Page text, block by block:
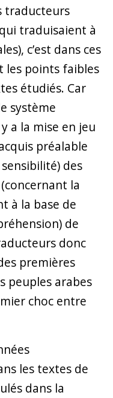
traducteurs
traduisaient à
c’est dans ces
les points faibles
étudiés. Car
système
a la mise en jeu
préalable
des
la
à la base de
de
donc
premières
peuples arabes
choc entre
les textes de
dans la